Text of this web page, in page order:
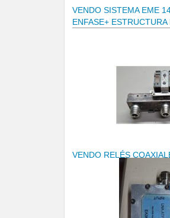
VENDO SISTEMA EME
ENFASE+
VENDO RELÉS